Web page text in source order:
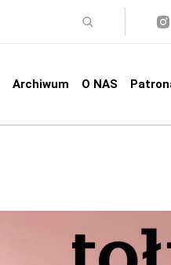
Archiwum O NAS